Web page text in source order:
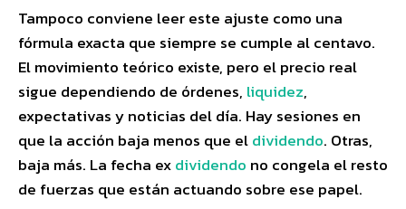
Tampoco conviene leer este ajuste como una
fórmula exacta que siempre se cumple al centavo.
El movimiento teórico existe, pero el precio real
sigue dependiendo de órdenes, liquidez,
expectativas y noticias del día. Hay sesiones en
que la acción baja menos que eldividendo. Otras,
baja más. La fecha exdividendo no congela el resto
de fuerzas que están actuando sobre ese papel.